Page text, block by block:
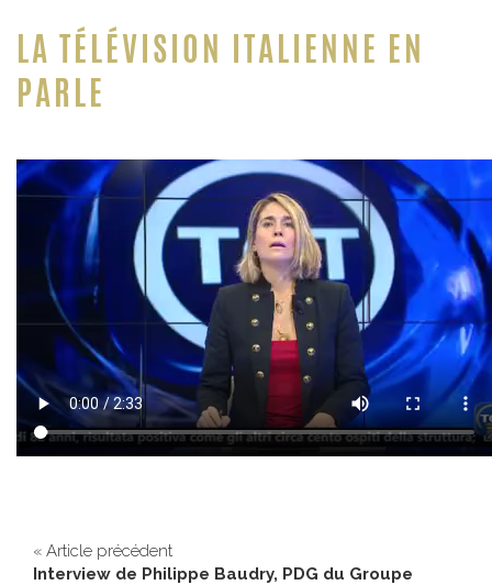
LA TÉLÉVISION ITALIENNE EN
PARLE
« Article précédent
Interview de Philippe Baudry, PDG du Groupe